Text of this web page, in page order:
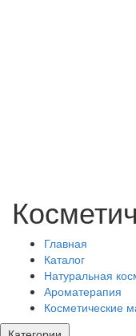
Главная
Каталог
Натуральная
Ароматерапия
Косметические